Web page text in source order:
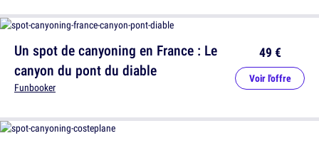
Un spot de canyoning en France : Le
canyon du pont du diable
Funbooker
49 €
Voir l'offre